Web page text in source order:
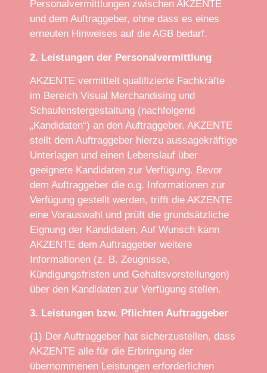
Personalvermittlungen zwischen AKZENTE
und dem Auftraggeber, ohne dass es eines
erneuten Hinweises auf die AGB bedarf.
2. Leistungen der Personalvermittlung
AKZENTE vermittelt qualifizierte Fachkräfte
im Bereich Visual Merchandising und
Schaufenstergestaltung (nachfolgend
„Kandidaten“) an den Auftraggeber. AKZENTE
stellt dem Auftraggeber hierzu aussagekräftige
Unterlagen und einen Lebenslauf über
geeignete Kandidaten zur Verfügung. Bevor
dem Auftraggeber die o.g. Informationen zur
Verfügung gestellt werden, trifft die AKZENTE
eine Vorauswahl und prüft die grundsätzliche
Eignung der Kandidaten. Auf Wunsch kann
AKZENTE dem Auftraggeber weitere
Informationen (z. B. Zeugnisse,
Kündigungsfristen und Gehaltsvorstellungen)
über den Kandidaten zur Verfügung stellen.
3. Leistungen bzw. Pflichten Auftraggeber
(1) Der Auftraggeber hat sicherzustellen, dass
AKZENTE alle für die Erbringung der
übernommenen Leistungen erforderlichen